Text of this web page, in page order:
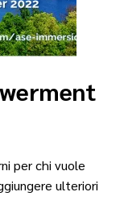
per chi vuole
ulteriori